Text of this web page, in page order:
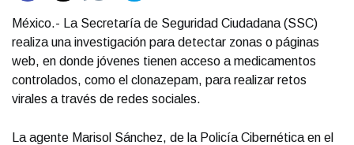
México.- La Secretaría de Seguridad Ciudadana (SSC)
realiza una investigación para detectar zonas o páginas
web, en donde jóvenes tienen acceso a medicamentos
controlados, como el clonazepam, para realizar retos
virales a través de redes sociales.
La agente Marisol Sánchez, de la Policía Cibernética en el